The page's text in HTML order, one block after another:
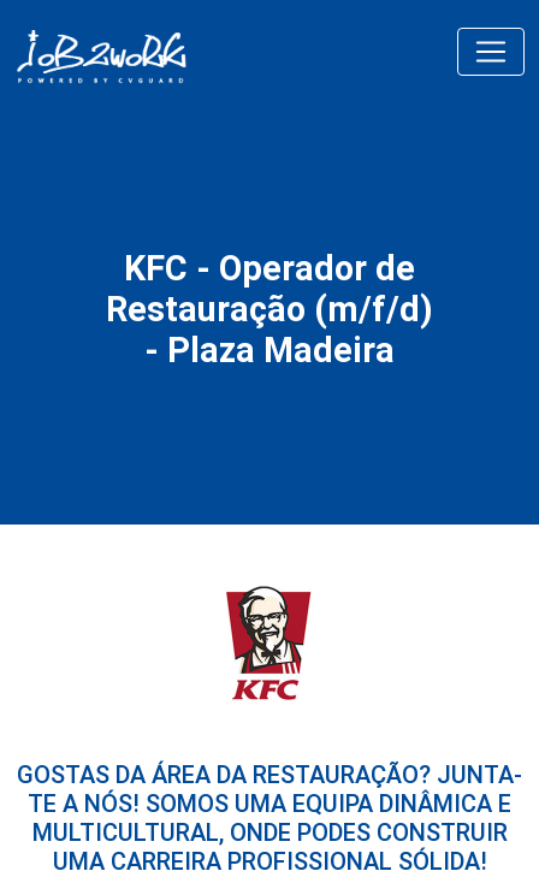
KFC - Operador de
Restauração (m/f/d)
- Plaza Madeira
GOSTAS DA ÁREA DA RESTAURAÇÃO? JUNTA-
TE A NÓS! SOMOS UMA EQUIPA DINÂMICA E
MULTICULTURAL, ONDE PODES CONSTRUIR
UMA CARREIRA PROFISSIONAL SÓLIDA!